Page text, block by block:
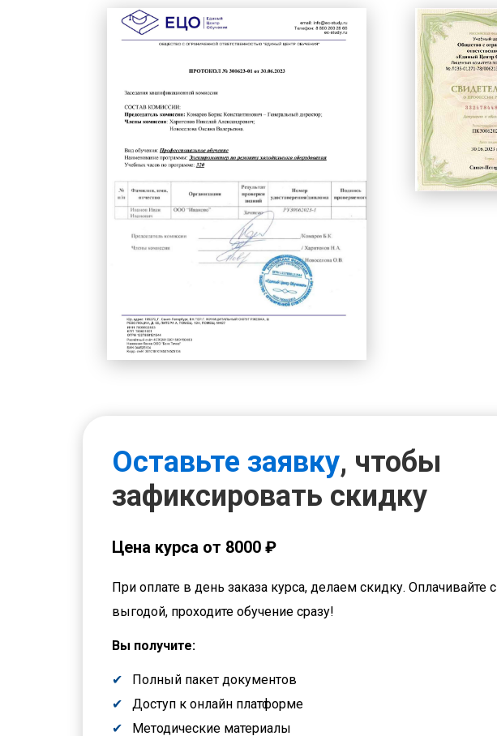
Оставьте заявку, чтобы
зафиксировать скидку
Цена курса от 8000 ₽
При оплате в день заказа курса, делаем скидку. Оплачивайте с
выгодой, проходите обучение сразу!
Вы получите:
Полный пакет документов
Доступ к онлайн платформе
Методические материалы